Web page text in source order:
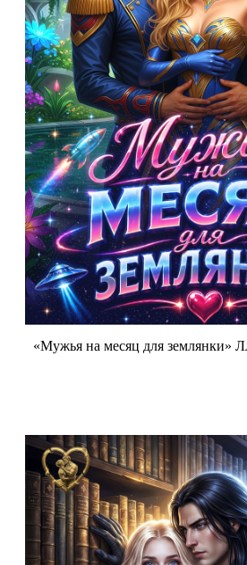
«Мужья на месяц для землянки»